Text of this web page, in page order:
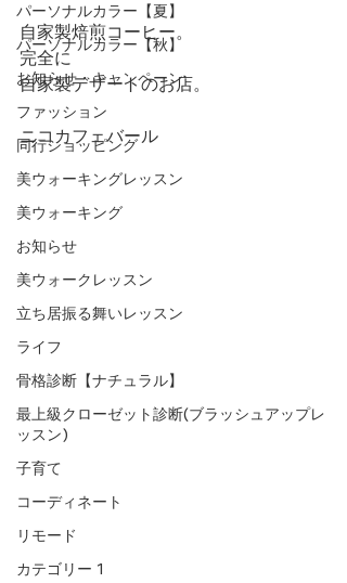
パーソナルカラー【夏】
パーソナルカラー【秋】
お知らせ・キャンペーン
ファッション
同行ショッピング
美ウォーキングレッスン
美ウォーキング
お知らせ
美ウォークレッスン
立ち居振る舞いレッスン
ライフ
骨格診断【ナチュラル】
最上級クローゼット診断(ブラッシュアップレ
ッスン)
子育て
コーディネート
リモード
カテゴリー 1
自家製焙煎コーヒー。
完全に
自家製デザートのお店。
ニコカフェバール